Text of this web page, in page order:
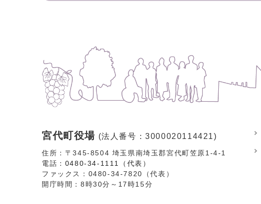
宮代町役場 (法人番号：3000020114421)
住所：〒345-8504 埼玉県南埼玉郡宮代町笠原1-4-1
電話： 0480-34-1111（代表）
ファックス：0480-34-7820（代表）
開庁時間：8時30分～17時15分